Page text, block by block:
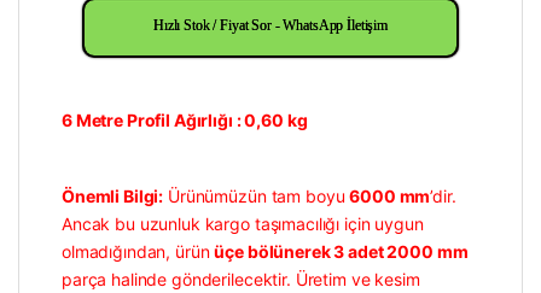
Hızlı Stok / Fiyat Sor - WhatsApp İletişim
6 Metre Profil Ağırlığı : 0,60 kg
Önemli Bilgi: Ürünümüzün tam boyu6000 mm’dir.
Ancak bu uzunluk kargo taşımacılığı için uygun
olmadığından, ürünüçe bölünerek 3 adet 2000 mm
parça halinde gönderilecektir. Üretim ve kesim